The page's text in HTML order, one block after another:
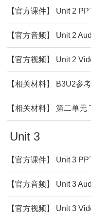
【官方课件】 Unit 2
【官方音频】 Unit 2
【官方视频】 Unit 2
【相关材料】 B3U2参
【相关材料】 第二单元
Unit 3
【官方课件】 Unit 3
【官方音频】 Unit 3
【官方视频】 Unit 3